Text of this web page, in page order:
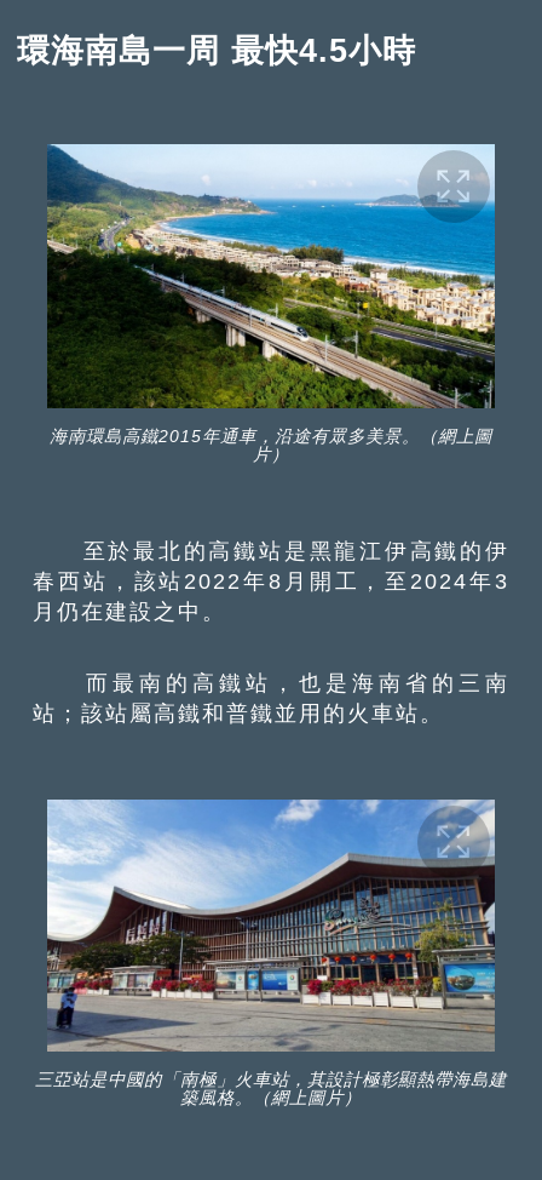
環海南島一周 最快4.5小時
海南環島高鐵2015年通車，沿途有眾多美景。（網上圖
片）
至於最北的高鐵站是黑龍江伊高鐵的伊
春西站，該站2022年8月開工，至2024年3
月仍在建設之中。
而最南的高鐵站，也是海南省的三南
站；該站屬高鐵和普鐵並用的火車站。
三亞站是中國的「南極」火車站，其設計極彰顯熱帶海島建
築風格。（網上圖片）